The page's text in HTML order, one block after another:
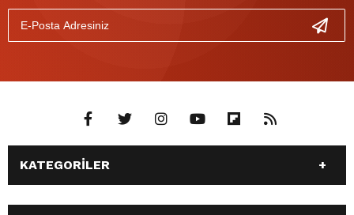
KATEGORİLER
ANASAYFA GÜNDEM